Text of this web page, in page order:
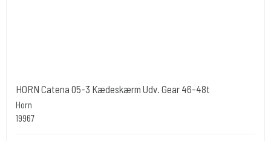
HORN Catena 05-3 Kædeskærm Udv. Gear 46-48t
Horn
19967